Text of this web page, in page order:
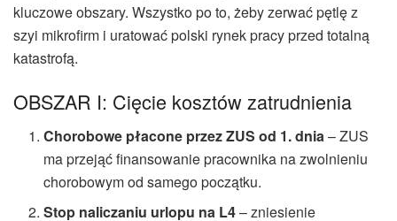
kluczowe obszary. Wszystko po to, żeby zerwać pętlę z
szyi mikrofirm i uratować polski rynek pracy przed totalną
katastrofą.
OBSZAR I: Cięcie kosztów zatrudnienia
Chorobowe płacone przez ZUS od 1. dnia– ZUS
ma przejąć finansowanie pracownika na zwolnieniu
chorobowym od samego początku.
Stop naliczaniu urlopu na L4– zniesienie